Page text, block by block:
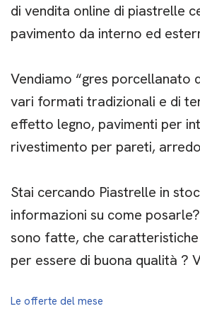
di vendita online di piastrelle
pavimento da interno ed
Vendiamo “gres porcellanato
vari formati tradizionali e di
effetto legno, pavimenti per
rivestimento per pareti,
Stai cercando Piastrelle in
informazioni su come
sono fatte, che
per essere di buona qualità ?
Le offerte del mese